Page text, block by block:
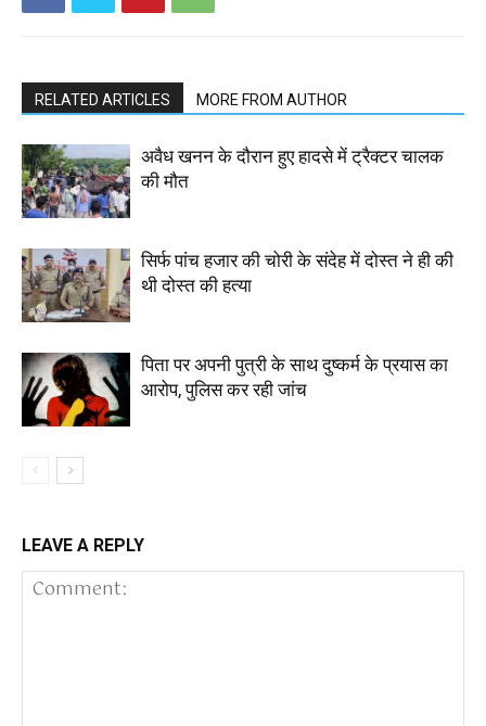
RELATED ARTICLES MORE FROM AUTHOR
अवैध खनन के दौरान हुए हादसे में ट्रैक्टर चालक
की मौत
सिर्फ पांच हजार की चोरी के संदेह में दोस्त ने ही की
थी दोस्त की हत्या
पिता पर अपनी पुत्री के साथ दुष्कर्म के प्रयास का
आरोप, पुलिस कर रही जांच
LEAVE A REPLY